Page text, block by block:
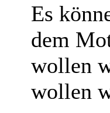
Es
dem
wollen
wollen